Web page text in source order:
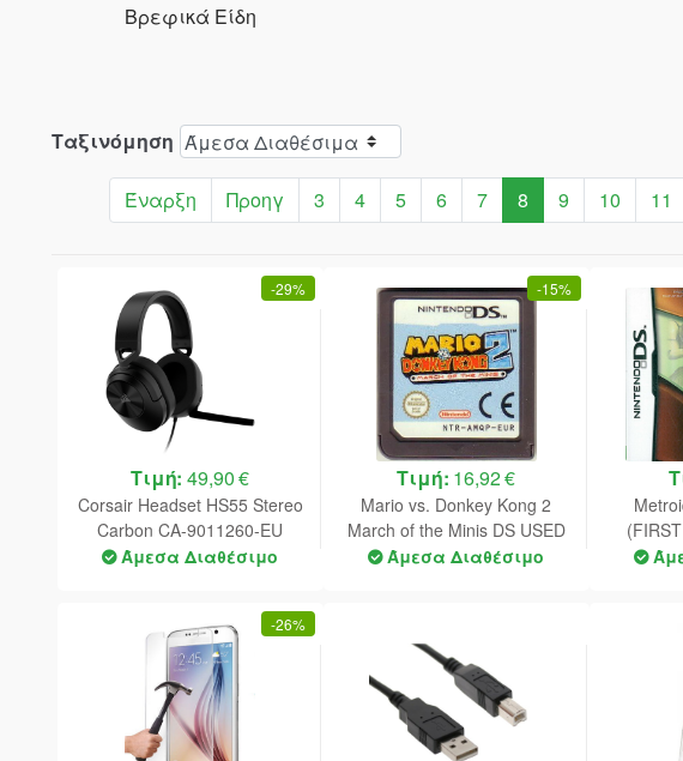
Βρεφικά Είδη
Ταξινόμηση
Έναρξη Προηγ 3 4 5 6 7 8 9 10 11
-29%
Τιμή:49,90 €
Corsair Headset HS55 Stereo
Carbon CA-9011260-EU
Άμεσα Διαθέσιμο
-15%
Τιμή: 16,92 €
Mario vs. Donkey Kong 2
March of the Minis DS USED
(Cart Only)
Άμεσα Διαθέσιμο
-26%